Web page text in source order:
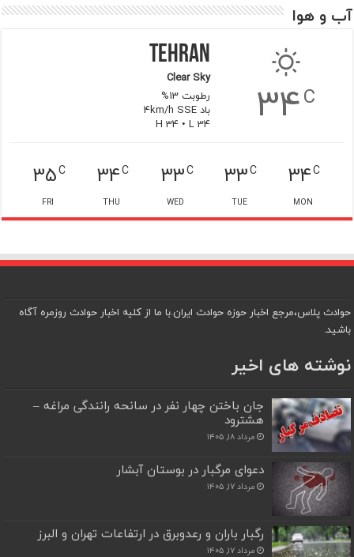
آب و هوا
34C
Tehran
Clear Sky
رطوبت 13%
باد 4km/h SSE
H 34 • L 34
34C
MON
33C
TUE
33C
WED
34C
THU
35C
FRI
حوادث پلاس،مرجع اخبار حوزه حوادث ایران.با ما از کلیه اخبار حوادث روزمره آگاه
باشید.
نوشته های اخیر
جان باختن چهار نفر در سانحه رانندگی مراغه –
هشترود
مرداد ۱۸, ۱۴۰۵
دعوای مرگبار در بوستان آبشار
مرداد ۱۷, ۱۴۰۵
رگبار باران و رعدوبرق در ارتفاعات تهران و البرز
مرداد ۱۷, ۱۴۰۵